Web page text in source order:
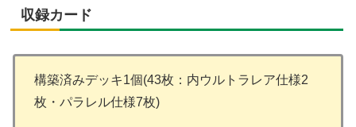
収録カード
構築済みデッキ1個(43枚：内ウルトラレア仕様2
枚・パラレル仕様7枚)